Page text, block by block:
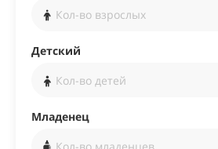
Детский
Младенец